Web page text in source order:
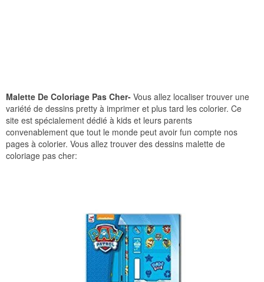
Malette De Coloriage Pas Cher- Vous allez localiser trouver une
variété de dessins pretty à imprimer et plus tard les colorier. Ce
site est spécialement dédié à kids et leurs parents
convenablement que tout le monde peut avoir fun compte nos
pages à colorier. Vous allez trouver des dessins malette de
coloriage pas cher: